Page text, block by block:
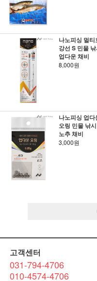
나노피싱 멀티
강선 S 민물
업다운 채비
8,000원
나노피싱 업다
오링 민물 낚
노추 채비
3,000원
고객센터
031-794-4706
010-4574-4706